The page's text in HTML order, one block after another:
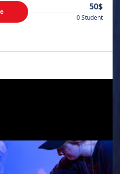
50$
0 Student